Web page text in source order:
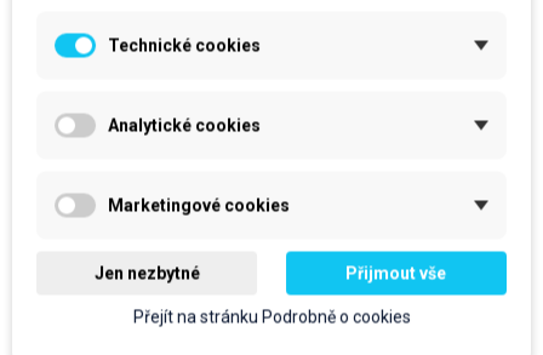
Skladem
22,90 Kč
Do košíku
Očekáváme dodání zboží
Technické cookies
Analytické cookies
Marketingové cookies
Jen nezbytné Přijmout vše
Přejít na stránku Podrobně o cookies